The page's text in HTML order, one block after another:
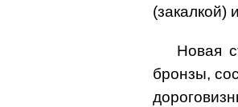
(закалкой)
Новая
бронзы,